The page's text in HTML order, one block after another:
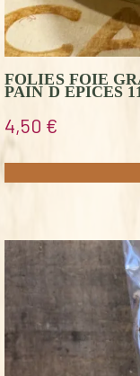
FOLIES FOIE
PAIN D EPICES
4,50 €